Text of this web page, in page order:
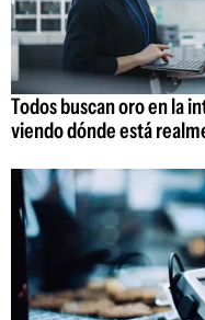
Todos buscan oro en la
viendo dónde está